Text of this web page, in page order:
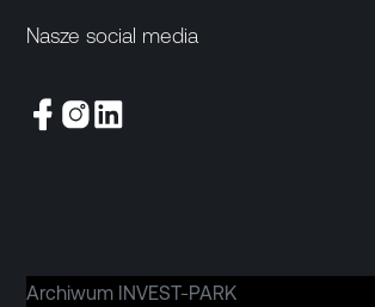
Nasze social media
Archiwum INVEST-PARK